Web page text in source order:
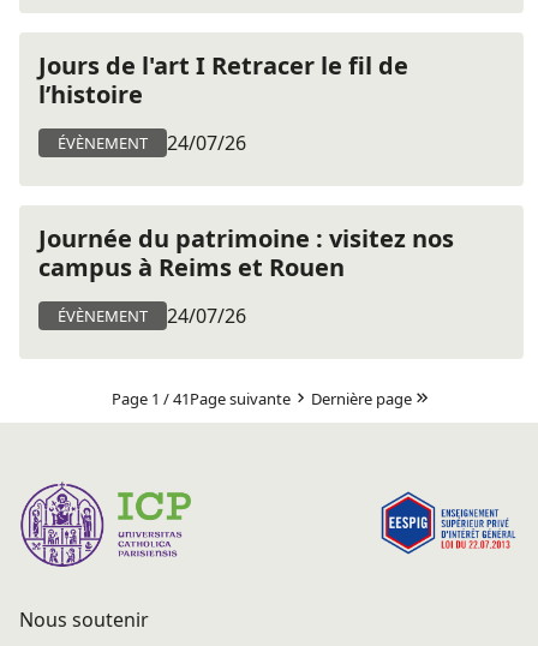
Jours de l'art I Retracer le fil de
l’histoire
ÉVÈNEMENT 24/07/26
Journée du patrimoine : visitez nos
campus à Reims et Rouen
ÉVÈNEMENT 24/07/26
Page 1 / 41Page suivante Dernière page
Nous soutenir